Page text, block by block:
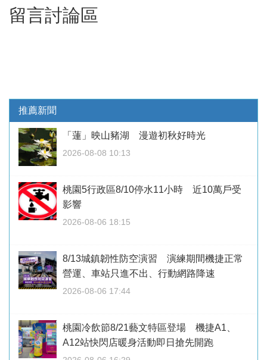
留言討論區
推薦新聞
「蓮」映山豬湖 漫遊初秋好時光
2026-08-08 10:13
桃園5行政區8/10停水11小時 近10萬戶受
影響
2026-08-06 18:15
8/13城鎮韌性防空演習 演練期間機捷正常
營運、車站只進不出、行動網路降速
2026-08-06 17:44
桃園冷飲節8/21藝文特區登場 機捷A1、
A12站快閃店暖身活動即日搶先開跑